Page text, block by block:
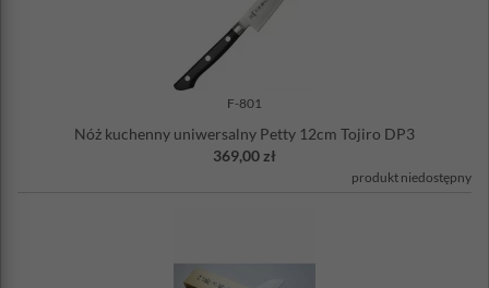
F-801
Nóż kuchenny uniwersalny Petty 12cm Tojiro DP3
369,00 zł
produkt niedostępny